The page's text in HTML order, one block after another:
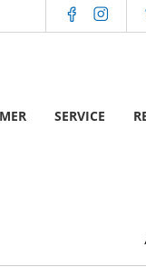
SERVICE